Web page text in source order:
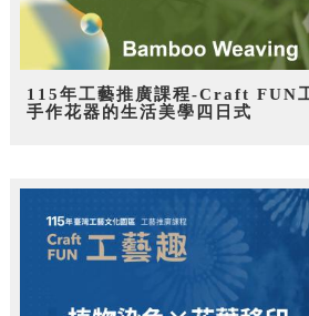
115年工藝推廣課程-Craft FUN
手作花器的生活美學四日式